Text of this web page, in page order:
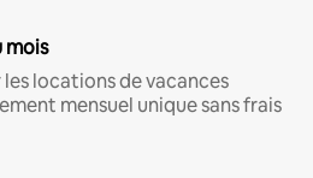
mois
locations de vacances
mensuel unique sans frais